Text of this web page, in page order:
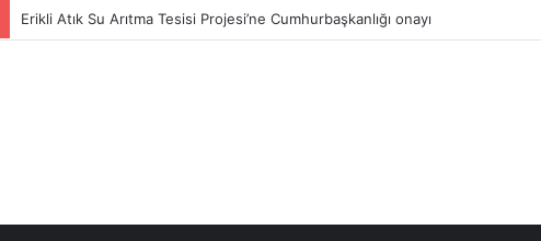
Erikli Atık Su Arıtma Tesisi Projesi’ne Cumhurbaşkanlığı onayı